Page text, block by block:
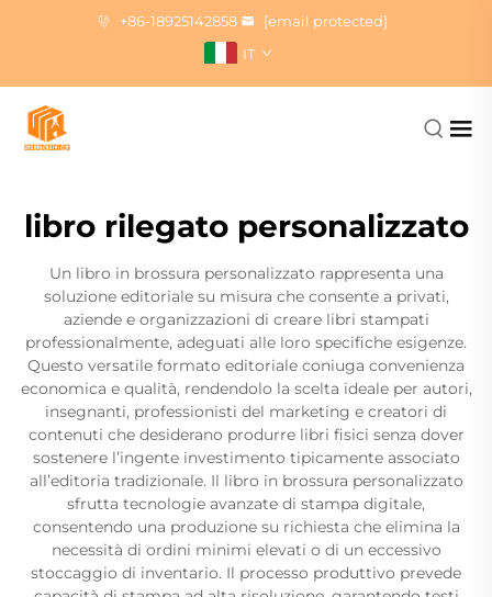
+86-18925142858
[email protected]
IT
libro rilegato personalizzato
Un libro in brossura personalizzato rappresenta una
soluzione editoriale su misura che consente a privati,
aziende e organizzazioni di creare libri stampati
professionalmente, adeguati alle loro specifiche esigenze.
Questo versatile formato editoriale coniuga convenienza
economica e qualità, rendendolo la scelta ideale per autori,
insegnanti, professionisti del marketing e creatori di
contenuti che desiderano produrre libri fisici senza dover
sostenere l’ingente investimento tipicamente associato
all’editoria tradizionale. Il libro in brossura personalizzato
sfrutta tecnologie avanzate di stampa digitale,
consentendo una produzione su richiesta che elimina la
necessità di ordini minimi elevati o di un eccessivo
stoccaggio di inventario. Il processo produttivo prevede